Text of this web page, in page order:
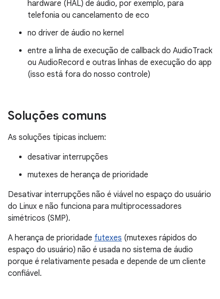
hardware (HAL) de áudio, por exemplo, para
telefonia ou cancelamento de eco
no driver de áudio no kernel
entre a linha de execução de callback do AudioTrack
ou AudioRecord e outras linhas de execução do app
(isso está fora do nosso controle)
Soluções comuns
As soluções típicas incluem:
desativar interrupções
mutexes de herança de prioridade
Desativar interrupções não é viável no espaço do usuário
do Linux e não funciona para multiprocessadores
simétricos (SMP).
A herança de prioridade futexes (mutexes rápidos do
espaço do usuário) não é usada no sistema de áudio
porque é relativamente pesada e depende de um cliente
confiável.